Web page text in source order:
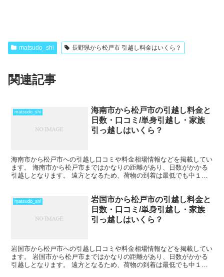
matsudo_shi 長野県から松戸市 引越し料金はいくら？
関連記事
matsudo_shi
海南市から松戸市の引越し料金と
日数・口コミ/単身引越し・家族
引っ越しはいくら？
海南市から松戸市への引越し口コミや料金相場情報などを掲載してい
ます。 海南市から松戸市まではかなりの距離があり、日数がかかる
引越しとなります。 遠方となるため、荷物の到着は最低でも中１日
matsudo_shi
岩国市から松戸市の引越し料金と
日数・口コミ/単身引越し・家族
引っ越しはいくら？
岩国市から松戸市への引越し口コミや料金相場情報などを掲載してい
ます。 岩国市から松戸市まではかなりの距離があり、日数がかかる
引越しとなります。 遠方となるため、荷物の到着は最低でも中１日